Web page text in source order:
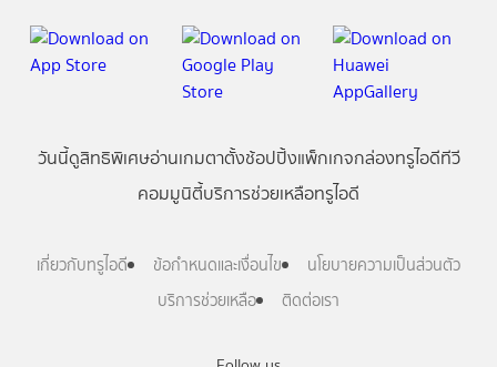
วันนี้ดูสิทธิพิเศษอ่านเกมตาตั้งช้อปปิ้งแพ็กเกจกล่องทรูไอดีทีวี
คอมมูนิตี้บริการช่วยเหลือทรูไอดี
เกี่ยวกับทรูไอดี ข้อกำหนดและเงื่อนไข
นโยบายความเป็นส่วนตัว
บริการช่วยเหลือ
ติดต่อเรา